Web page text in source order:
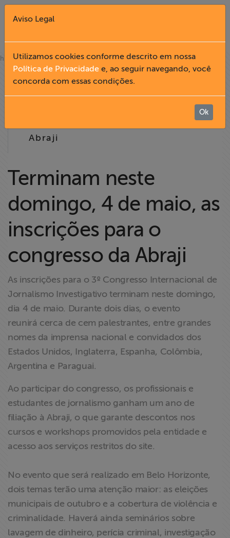
Fechar X
English
Institucional
Formação
Acesso à
Informação
Liberdade de
Expressão
Projetos
Proteção Legal
e Litigância
Documentários
dos
Homenageados
Notícias
Associe-se
ABRAJI
>> Conteúdo
exclusivo para
associados
home»notícias
29.04
Abraji
Terminam neste
domingo, 4 de maio, as
inscrições para o
congresso da Abraji
As inscrições para o 3º Congresso Internacional de
Jornalismo Investigativo terminam neste domingo,
dia 4 de maio. Durante dois dias, o evento
reunirá cerca de cem palestrantes, entre grandes
nomes da imprensa nacional e convidados dos
Estados Unidos, Inglaterra, Espanha, Colômbia,
Argentina e Paraguai.
Ao participar do congresso, os profissionais e
estudantes de jornalismo ganham um ano de
filiação à Abraji, o que garante descontos nos
cursos e workshops promovidos pela entidade e
acesso aos serviços restritos do site.
No evento que será realizado em Belo Horizonte,
dois temas terão uma atenção maior: as eleições
municipais de outubro e a cobertura de violência e
criminalidade. Haverá ainda seminários sobre
lavagem de dinheiro, perícia criminal, investigação
Aviso Legal
Utilizamos cookies conforme descrito em nossa
Política de Privacidade e, ao seguir navegando, você
concorda com essas condições.
Ok